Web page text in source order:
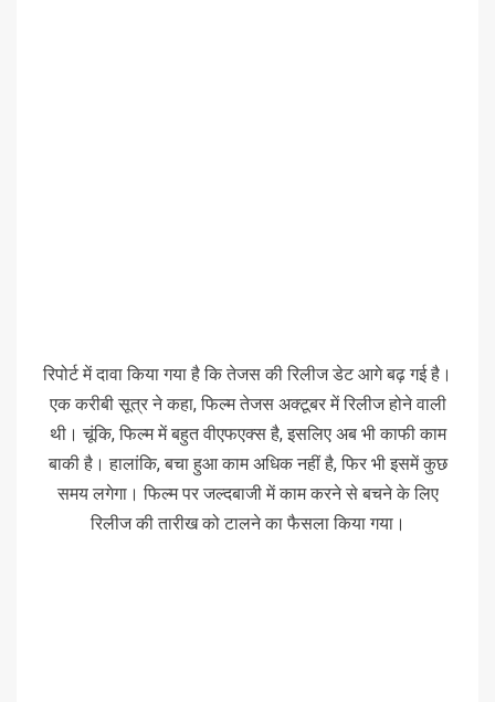
रिपोर्ट में दावा किया गया है कि तेजस की रिलीज डेट आगे बढ़ गई है।
एक करीबी सूत्र ने कहा, फिल्म तेजस अक्टूबर में रिलीज होने वाली
थी। चूंकि, फिल्म में बहुत वीएफएक्स है, इसलिए अब भी काफी काम
बाकी है। हालांकि, बचा हुआ काम अधिक नहीं है, फिर भी इसमें कुछ
समय लगेगा। फिल्म पर जल्दबाजी में काम करने से बचने के लिए
रिलीज की तारीख को टालने का फैसला किया गया।